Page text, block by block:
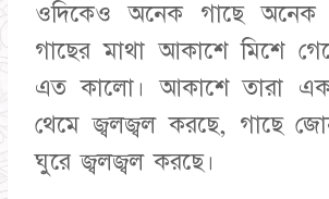
ওদিকেও অনেক গাছে অনেক
গাছের মাথা আকাশে মিশে
এত কালো। আকাশে তারা
থেমে জ্বলজ্বল করছে, গাছে
ঘুরে জ্বলজ্বল করছে।